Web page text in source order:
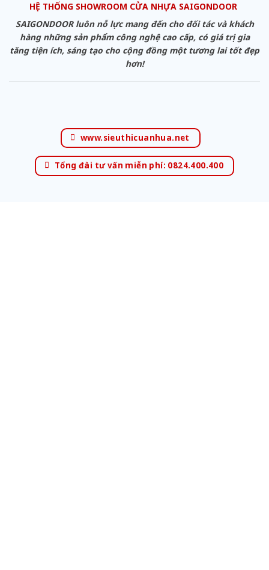
HỆ THỐNG SHOWROOM CỬA NHỰA SAIGONDOOR
SAIGONDOOR luôn nỗ lực mang đến cho đối tác và khách
hàng những sản phẩm công nghệ cao cấp, có giá trị gia
tăng tiện ích, sáng tạo cho cộng đồng một tương lai tốt đẹp
hơn!
www.sieuthicuanhua.net
Tổng đài tư vấn miễn phí: 0824.400.400